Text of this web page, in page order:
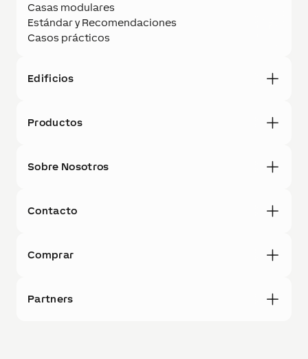
Casas modulares
Estándar y Recomendaciones
Casos prácticos
Edificios
Productos
Sobre Nosotros
Contacto
Comprar
Partners